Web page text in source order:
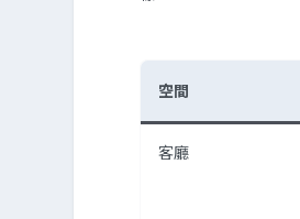
空間
客廳